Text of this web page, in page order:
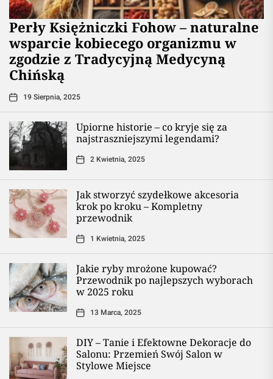
Perły Księżniczki Fohow – naturalne
wsparcie kobiecego organizmu w
zgodzie z Tradycyjną Medycyną
Chińską
19 Sierpnia, 2025
Upiorne historie – co kryje się za
najstraszniejszymi legendami?
2 Kwietnia, 2025
Jak stworzyć szydełkowe akcesoria
krok po kroku – Kompletny
przewodnik
1 Kwietnia, 2025
Jakie ryby mrożone kupować?
Przewodnik po najlepszych wyborach
w 2025 roku
13 Marca, 2025
DIY – Tanie i Efektowne Dekoracje do
Salonu: Przemień Swój Salon w
Stylowe Miejsce